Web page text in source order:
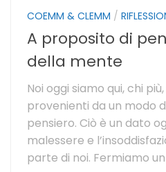
COEMM & CLEMM /
A proposito di
della mente
Noi oggi siamo qui, chi
provenienti da un modo
pensiero. Ciò è un dato
malessere e
parte di noi. Fermiamo